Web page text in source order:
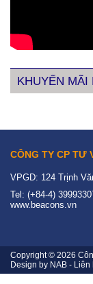
KHUYẾN MÃI
CÔNG TY CP TƯ
VPGD: 124 Trịnh
Tel: (+84-4)
www.beacons.vn
Copyright © 2026
Design by NAB - Liên